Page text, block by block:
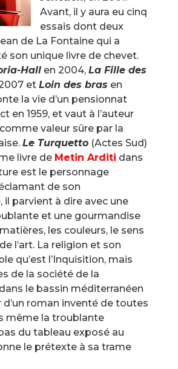
Avant, il y aura eu cinq
essais dont deux
de La Fontaine qui a
son unique livre de chevet.
Hallen 2004, La Fille des
et Loin des bras en
la vie d’un pensionnat
en 1959, et vaut à l’auteur
valeur sûre par la
Le Turquetto(Actes Sud)
livre de Metin Arditi dans
est le personnage
de son
il parvient à dire avec une
et une gourmandise
les couleurs, le sens
l’art. La religion et son
qu’est l’Inquisition, mais
de la société de la
le bassin méditerranéen
d’un roman inventé de toutes
même la troublante
du tableau exposé au
le prétexte à sa trame